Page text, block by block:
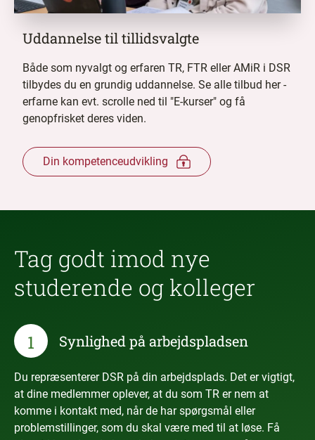
Uddannelse til tillidsvalgte
Både som nyvalgt og erfaren TR, FTR eller AMiR i DSR
tilbydes du en grundig uddannelse. Se alle tilbud her -
erfarne kan evt. scrolle ned til "E-kurser" og få
genopfrisket deres viden.
Din kompetenceudvikling
Tag godt imod nye
studerende og kolleger
1 Synlighed på arbejdspladsen
Du repræsenterer DSR på din arbejdsplads. Det er vigtigt,
at dine medlemmer oplever, at du som TR er nem at
komme i kontakt med, når de har spørgsmål eller
problemstillinger, som du skal være med til at løse. Få